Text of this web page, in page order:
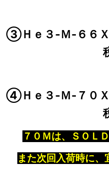
③Ｈｅ３‐Ｍ‐６６
④Ｈｅ３‐Ｍ‐７０
７０Ｍは、ＳＯＬ
また次回入荷時に、